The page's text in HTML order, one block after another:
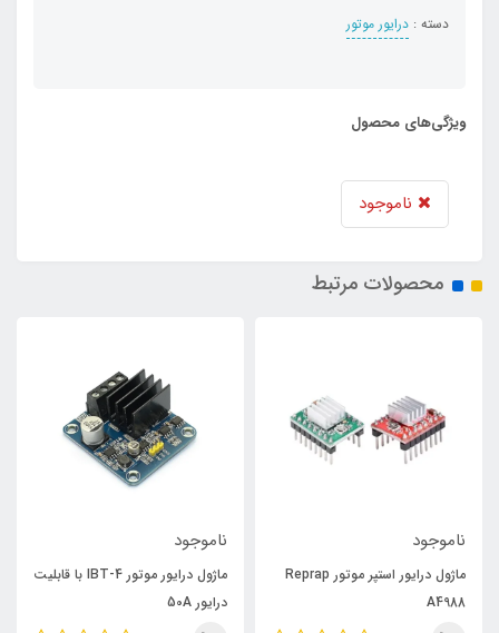
دسته : درایور موتور
ویژگی‌های محصول
ناموجود
محصولات مرتبط
ناموجود
ماژول درایور استپر موتور Reprap
A4988
ناموجود
ماژول درایور موتور IBT-4 با قابلیت
درایور 50A